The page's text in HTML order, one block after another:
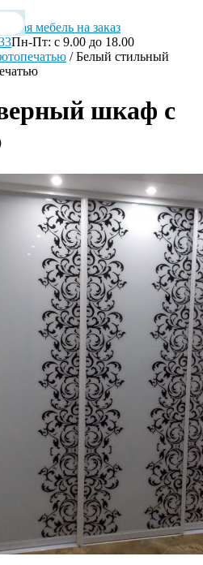
мебель на заказ
Пн-Пт: с 9.00 до 18.00
/Белый стильный
шкаф с